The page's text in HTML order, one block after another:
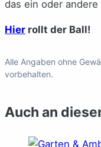
das ein oder andere
Hier rollt der Ball!
Alle Angaben ohne
vorbehalten.
Auch an